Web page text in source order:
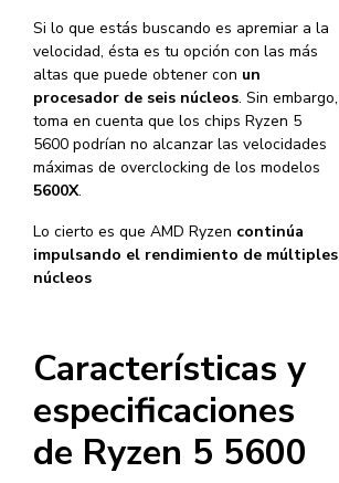
Si lo que estás buscando es apremiar a la
velocidad, ésta es tu opción con las más
altas que puede obtener con un
procesador de seis núcleos. Sin embargo,
toma en cuenta que los chips Ryzen 5
5600 podrían no alcanzar las velocidades
máximas de overclocking de los modelos
5600X.
Lo cierto es que AMD Ryzen continúa
impulsando el rendimiento de múltiples
núcleos
Características y
especificaciones
de Ryzen 5 5600